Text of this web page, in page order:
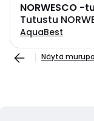
NORWESCO -
Tutustu
AquaBest
Näytä